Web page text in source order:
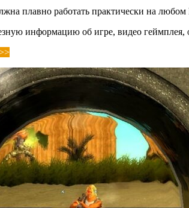
плавно работать практически на
информацию об игре, видео геймплея,